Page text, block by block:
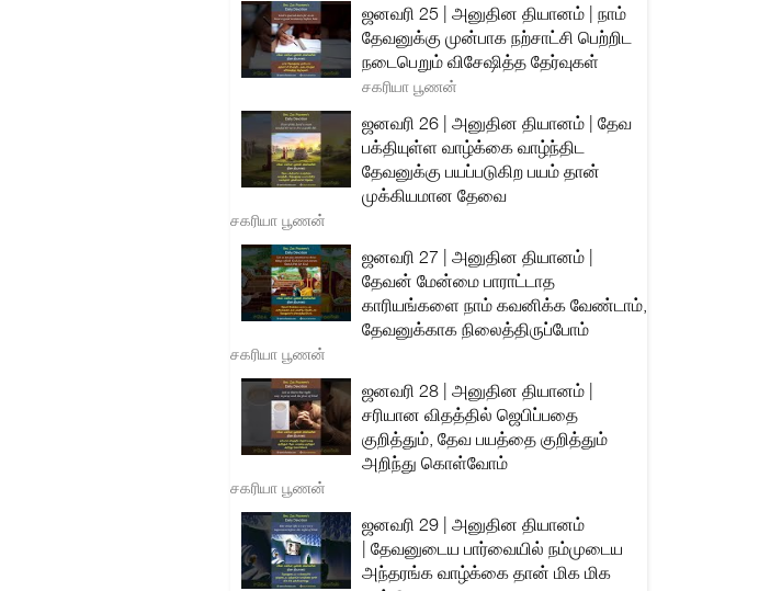
ஜனவரி 25 | அனுதின தியானம் | நாம்
தேவனுக்கு முன்பாக நற்சாட்சி பெற்றிட
நடைபெறும் விசேஷித்த தேர்வுகள்
சகரியா பூணன்
ஜனவரி 26 | அனுதின தியானம் | தேவ
பக்தியுள்ள வாழ்க்கை வாழ்ந்திட
தேவனுக்கு பயப்படுகிற பயம் தான்
முக்கியமான தேவை
சகரியா பூணன்
ஜனவரி 27 | அனுதின தியானம் |
தேவன் மேன்மை பாராட்டாத
காரியங்களை நாம் கவனிக்க வேண்டாம்,
தேவனுக்காக நிலைத்திருப்போம்
சகரியா பூணன்
ஜனவரி 28 | அனுதின தியானம் |
சரியான விதத்தில் ஜெபிப்பதை
குறித்தும், தேவ பயத்தை குறித்தும்
அறிந்து கொள்வோம்
சகரியா பூணன்
ஜனவரி 29 | அனுதின தியானம்
| தேவனுடைய பார்வையில் நம்முடைய
அந்தரங்க வாழ்க்கை தான் மிக மிக